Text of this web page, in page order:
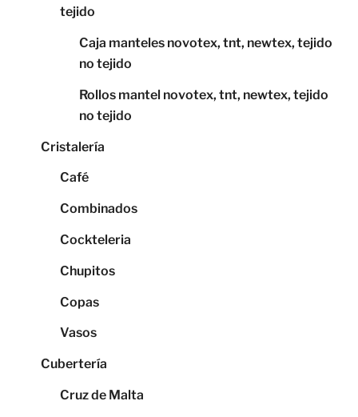
tejido
Caja manteles novotex, tnt, newtex, tejido
no tejido
Rollos mantel novotex, tnt, newtex, tejido
no tejido
Cristalería
Café
Combinados
Cockteleria
Chupitos
Copas
Vasos
Cubertería
Cruz de Malta